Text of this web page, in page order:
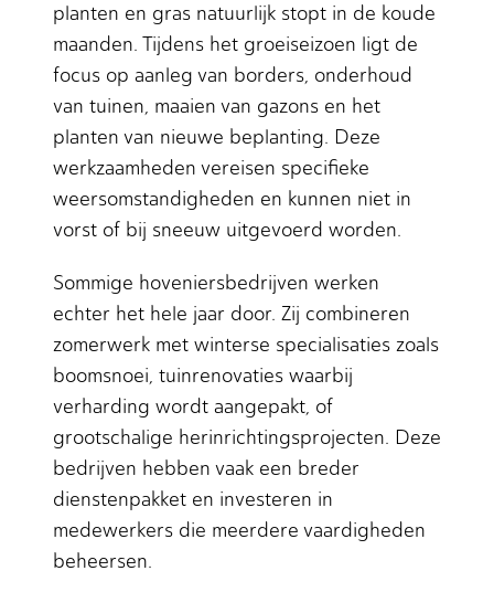
planten en gras natuurlijk stopt in de koude
maanden. Tijdens het groeiseizoen ligt de
focus op aanleg van borders, onderhoud
van tuinen, maaien van gazons en het
planten van nieuwe beplanting. Deze
werkzaamheden vereisen specifieke
weersomstandigheden en kunnen niet in
vorst of bij sneeuw uitgevoerd worden.
Sommige hoveniersbedrijven werken
echter het hele jaar door. Zij combineren
zomerwerk met winterse specialisaties zoals
boomsnoei, tuinrenovaties waarbij
verharding wordt aangepakt, of
grootschalige herinrichtingsprojecten. Deze
bedrijven hebben vaak een breder
dienstenpakket en investeren in
medewerkers die meerdere vaardigheden
beheersen.